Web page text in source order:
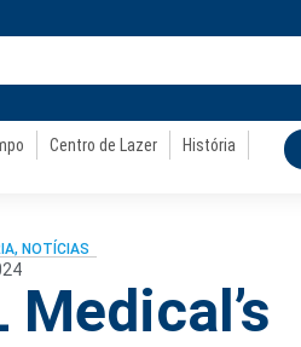
Centro de Lazer
História
, NOTÍCIAS
Medical’s